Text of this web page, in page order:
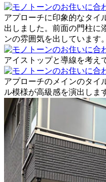
アプローチに印象的なタイ
出しました。前面の門柱に
ンの雰囲気を出しています。
アイストップと導線を考え
アプローチのメインのタイ
ル模様が高級感を演出しま